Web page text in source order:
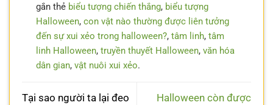
gắn thẻ biểu tượng chiến thắng, biểu tượng
Halloween, con vật nào thường được liên tưởng
đến sự xui xẻo trong halloween?, tâm linh, tâm
linh Halloween, truyền thuyết Halloween, văn hóa
dân gian, vật nuôi xui xẻo.
Tại sao người ta lại đeo
Halloween còn được